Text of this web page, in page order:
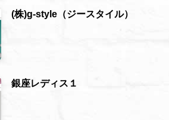
(株)g-style（ジースタイル）
銀座レディス１